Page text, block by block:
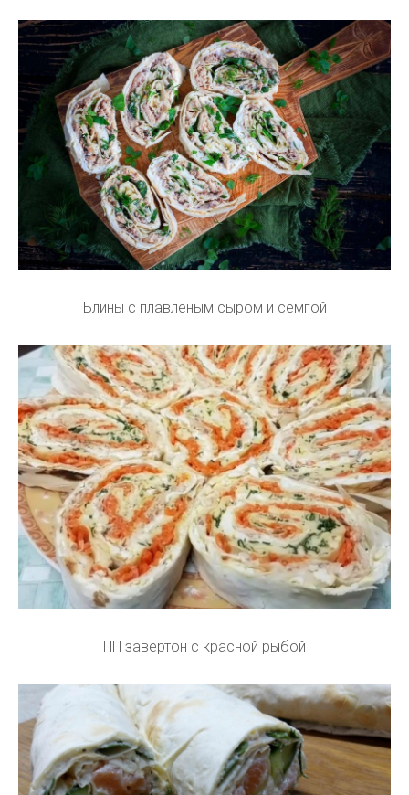
Блины с плавленым сыром и семгой
ПП завертон с красной рыбой